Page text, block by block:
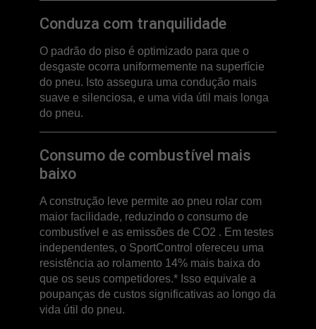
Conduza com tranquilidade
O padrão do piso é optimizado para que o
desgaste ocorra uniformemente na superfície
do pneu. Isto assegura uma condução mais
suave e silenciosa, e uma vida útil mais longa
do pneu.
Consumo de combustível mais
baixo
A construção leve permite ao pneu rolar com
maior facilidade, reduzindo o consumo de
combustível e as emissões de CO2 . Em testes
independentes, o SportControl ofereceu uma
resistência ao rolamento 14% mais baixa do
que os seus competidores.* Isso equivale a
poupanças de custos significativas ao longo da
vida útil do pneu.